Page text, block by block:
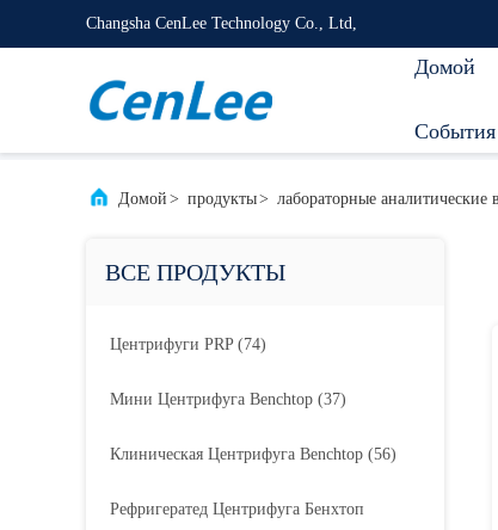
Changsha CenLee Technology Co., Ltd,
Домой
События
Домой > продукты> лабораторные аналитические
ВСЕ ПРОДУКТЫ
Центрифуги PRP (74)
Мини Центрифуга Benchtop (37)
Клиническая Центрифуга Benchtop (56)
Рефригератед Центрифуга Бенхтоп